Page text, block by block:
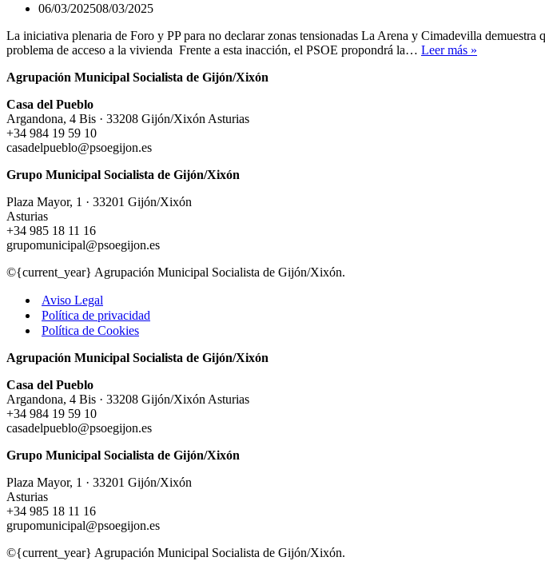
06/03/202508/03/2025
La iniciativa plenaria de Foro y PP para no declarar zonas tensionadas La Arena y Cimadevilla
problema de acceso a la vivienda Frente a esta inacción, el PSOE propondrá la… Leer más »
Agrupación Municipal Socialista de Gijón/Xixón
Casa del Pueblo
Argandona, 4 Bis · 33208 Gijón/Xixón Asturias
+34 984 19 59 10
casadelpueblo@psoegijon.es
Grupo Municipal Socialista de Gijón/Xixón
Plaza Mayor, 1 · 33201 Gijón/Xixón
Asturias
+34 985 18 11 16
grupomunicipal@psoegijon.es
©{current_year} Agrupación Municipal Socialista de Gijón/Xixón.
Aviso Legal
Política de privacidad
Política de Cookies
Agrupación Municipal Socialista de Gijón/Xixón
Casa del Pueblo
Argandona, 4 Bis · 33208 Gijón/Xixón Asturias
+34 984 19 59 10
casadelpueblo@psoegijon.es
Grupo Municipal Socialista de Gijón/Xixón
Plaza Mayor, 1 · 33201 Gijón/Xixón
Asturias
+34 985 18 11 16
grupomunicipal@psoegijon.es
©{current_year} Agrupación Municipal Socialista de Gijón/Xixón.